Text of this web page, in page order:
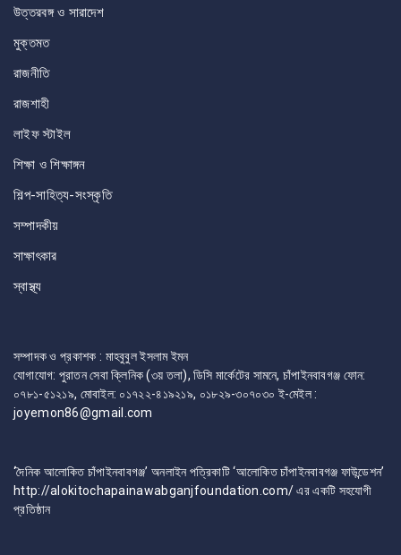
উত্তরবঙ্গ ও সারাদেশ
মুক্তমত
রাজনীতি
রাজশাহী
লাইফ স্টাইল
শিক্ষা ও শিক্ষাঙ্গন
শিল্প-সাহিত্য-সংস্কৃতি
সম্পাদকীয়
সাক্ষাৎকার
স্বাস্থ্য
সম্পাদক ও প্রকাশক : মাহবুবুল ইসলাম ইমন
যোগাযোগ: পুরাতন সেবা ক্লিনিক (৩য় তলা), ডিসি মার্কেটের সামনে, চাঁপাইনবাবগঞ্জ ফোন:
০৭৮১-৫১২১৯, মোবাইল: ০১৭২২-৪১৯২১৯, ০১৮২৯-৩০৭০৩০ ই-মেইল :
joyemon86@gmail.com
‘দৈনিক আলোকিত চাঁপাইনবাবগঞ্জ’ অনলাইন পত্রিকাটি ‘আলোকিত চাঁপাইনবাবগঞ্জ ফাউন্ডেশন’
http://alokitochapainawabganjfoundation.com/ এর একটি সহযোগী
প্রতিষ্ঠান